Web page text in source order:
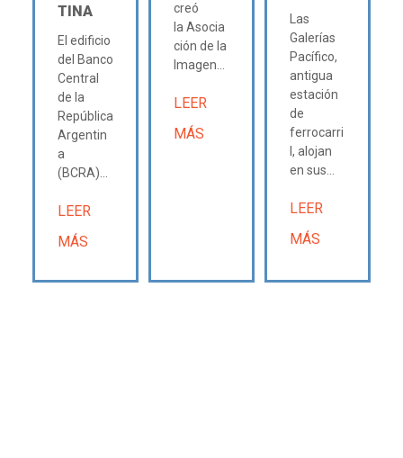
TINA
El edificio
del Banco
Central
de la
República
Argentin
a
(BCRA)...
LEER
MÁS
creó
la Asocia
ción de la
Imagen...
LEER
MÁS
Las
Galerías
Pacífico,
antigua
estación
de
ferrocarri
l, alojan
en sus...
LEER
MÁS